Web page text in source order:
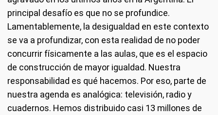
principal desafío es que no se profundice.
Lamentablemente, la desigualdad en este contexto
se va a profundizar, con esta realidad de no poder
concurrir físicamente a las aulas, que es el espacio
de construcción de mayor igualdad. Nuestra
responsabilidad es qué hacemos. Por eso, parte de
nuestra agenda es analógica: televisión, radio y
cuadernos. Hemos distribuido casi 13 millones de